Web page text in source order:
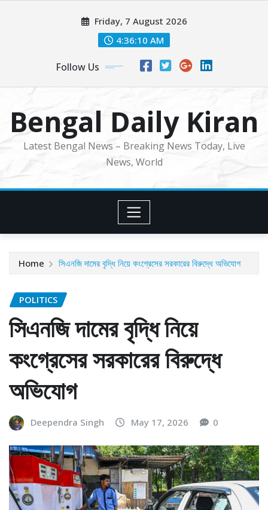
Friday, 7 August 2026
4:36:12 AM
Follow Us
Bengal Daily Kiran
Latest Bengal News – Breaking News Today, Live
News, World
Home সিএনজি দামের বৃদ্ধি নিয়ে কংগ্রেসের সরকারের বিরুদ্ধে অভিযোগ
POLITICS
সিএনজি দামের বৃদ্ধি নিয়ে
কংগ্রেসের সরকারের বিরুদ্ধে
অভিযোগ
Deependra Singh May 17, 2026 0